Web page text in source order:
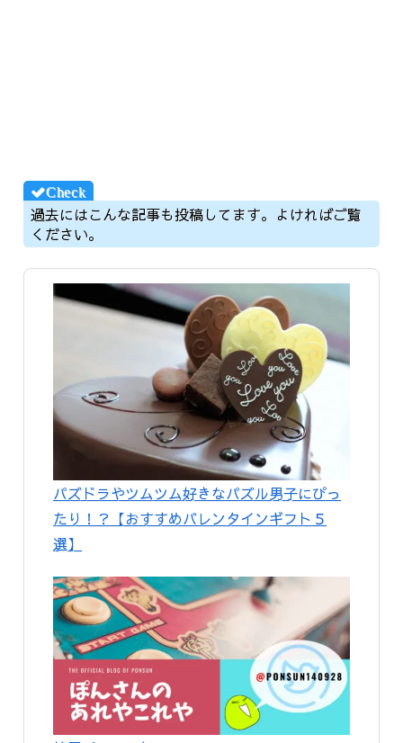
過去にはこんな記事も投稿してます。よければご覧
ください。
パズドラやツムツム好きなパズル男子にぴっ
たり！？【おすすめバレンタインギフト５
選】